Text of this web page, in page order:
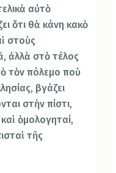
αὐτὸ
ὅτι θὰ κάνη κακὸ
στοὺς
ἀλλὰ στὸ τέλος
τὸν πόλεμο ποὺ
βγάζει
στὴν πίστι,
ὁμολογηταί,
τῆς